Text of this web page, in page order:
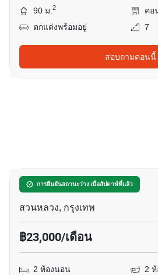
90 ม.2
คอ
ตกแต่งพร้อมอยู่
7
สอบถามตอนนี้
การยืนยันสถานะว่าง เมื่อสัปดาห์ที่แล้ว
พลัมคอนโด รามคำแหง
สวนหลวง, กรุงเทพ
฿23,000/เดือน
2 ห้องนอน 2